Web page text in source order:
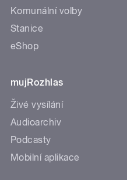
Komunální volby
Stanice
eShop
mujRozhlas
Živé vysílání
Audioarchiv
Podcasty
Mobilní aplikace